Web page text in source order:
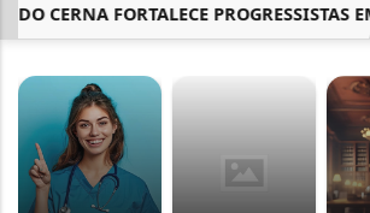
CERNA FORTALECE PROGRESSISTAS EM